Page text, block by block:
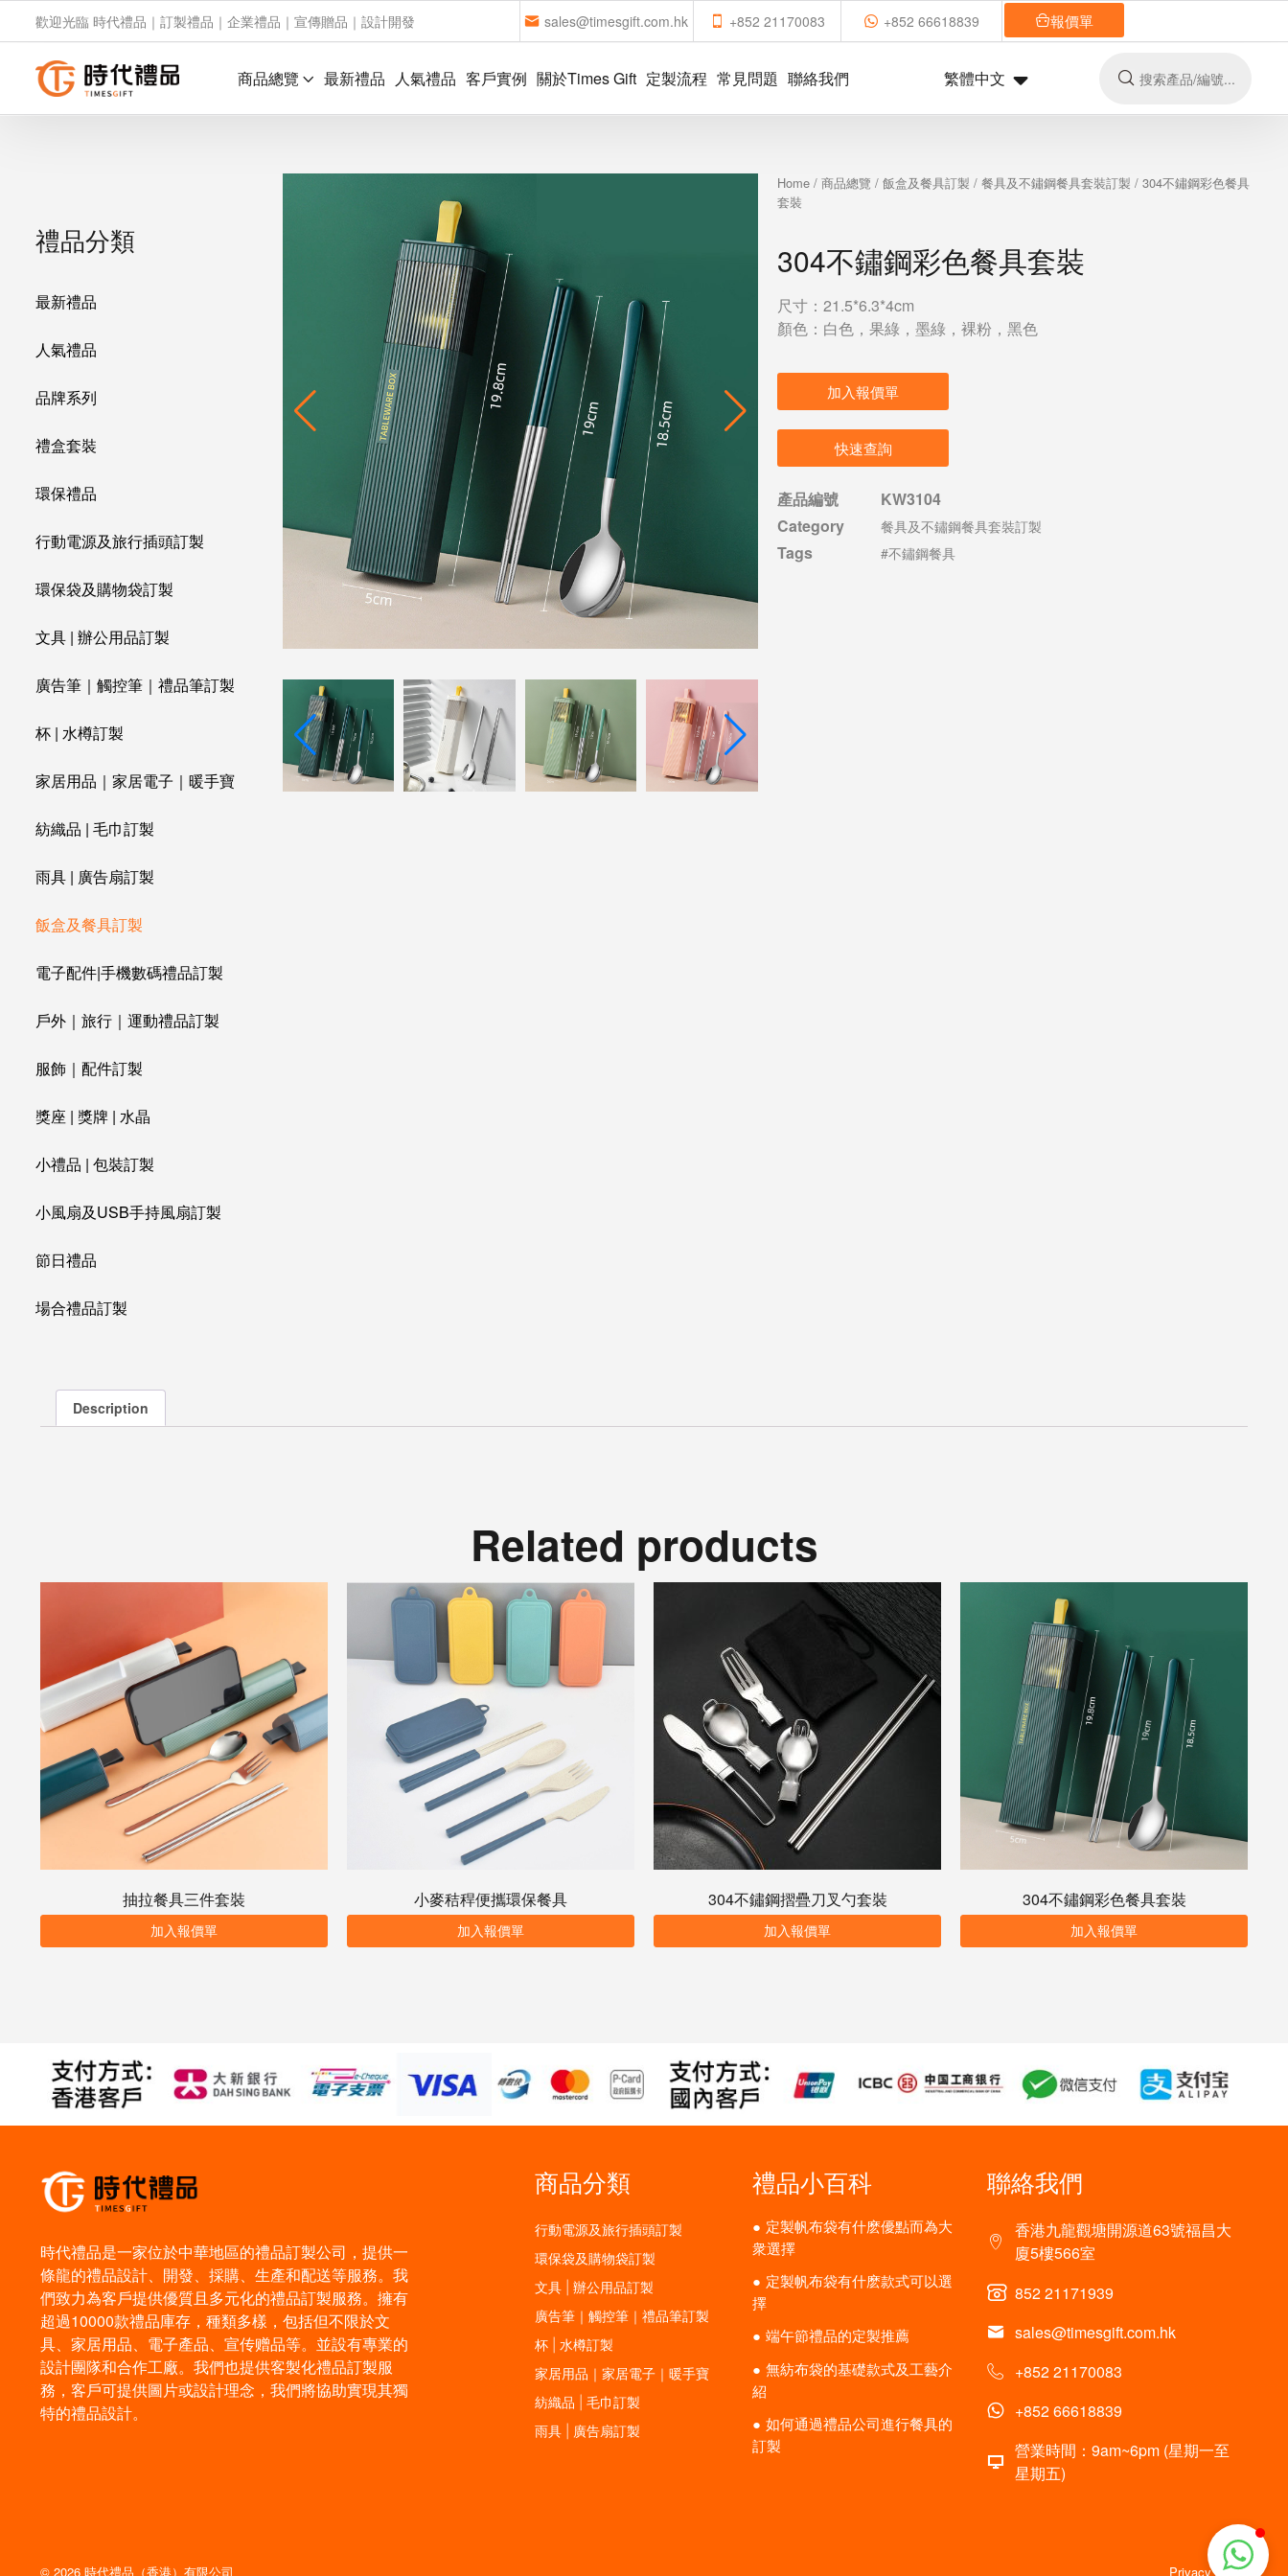
歡迎光臨 時代禮品｜訂製禮品｜企業禮品｜宣傳贈品｜設計開發 sales@timesgift.com.hk +852 21170083 +852 66618839 報價單
商品總覽 最新禮品 人氣禮品 客戶實例 關於Times Gift 定製流程 常見問題 聯絡我們 繁體中文
禮品分類
最新禮品
人氣禮品
品牌系列
禮盒套裝
環保禮品
行動電源及旅行插頭訂製
環保袋及購物袋訂製
文具 | 辦公用品訂製
廣告筆｜觸控筆｜禮品筆訂製
杯 | 水樽訂製
家居用品｜家居電子｜暖手寶
紡織品 | 毛巾訂製
雨具 | 廣告扇訂製
飯盒及餐具訂製
電子配件|手機數碼禮品訂製
戶外｜旅行｜運動禮品訂製
服飾｜配件訂製
獎座 | 獎牌 | 水晶
小禮品 | 包裝訂製
小風扇及USB手持風扇訂製
節日禮品
場合禮品訂製
Home /商品總覽 /飯盒及餐具訂製 /餐具及不鏽鋼餐具套裝訂製 / 304不鏽鋼彩色餐具
套裝
304不鏽鋼彩色餐具套裝
尺寸：21.5*6.3*4cm
顏色：白色，果綠，墨綠，裸粉，黑色
加入報價單
快速查詢
產品編號
KW3104
Category
餐具及不鏽鋼餐具套裝訂製
Tags #不鏽鋼餐具
Description
Related products
抽拉餐具三件套裝
加入報價單
小麥秸稈便攜環保餐具
加入報價單
304不鏽鋼摺疊刀叉勺套裝
加入報價單
304不鏽鋼彩色餐具套裝
加入報價單
時代禮品是一家位於中華地區的禮品訂製公司，提供一
條龍的禮品設計、開發、採購、生產和配送等服務。我
們致力為客戶提供優質且多元化的禮品訂製服務。擁有
超過10000款禮品庫存，種類多樣，包括但不限於文
具、家居用品、電子產品、宣传赠品等。並設有專業的
設計團隊和合作工廠。我們也提供客製化禮品訂製服
務，客戶可提供圖片或設計理念，我們將協助實現其獨
特的禮品設計。
商品分類
行動電源及旅行插頭訂製
環保袋及購物袋訂製
文具 | 辦公用品訂製
廣告筆｜觸控筆｜禮品筆訂製
杯 | 水樽訂製
家居用品｜家居電子｜暖手寶
紡織品 | 毛巾訂製
雨具 | 廣告扇訂製
禮品小百科
定製帆布袋有什麽優點而為大
衆選擇
定製帆布袋有什麽款式可以選
擇
端午節禮品的定製推薦
無紡布袋的基礎款式及工藝介
紹
如何通過禮品公司進行餐具的
訂製
聯絡我們
香港九龍觀塘開源道63號福昌大
廈5樓566室
852 21171939
sales@timesgift.com.hk
+852 21170083
+852 66618839
營業時間：9am~6pm (星期一至
星期五)
© 2026 時代禮品（香港）有限公司 Privacy policy